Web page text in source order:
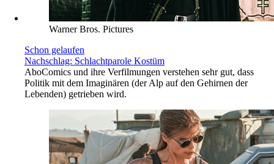
Warner Bros. Pictures
Schon gelaufen
Nachschlag: Schlachtparole Kostüm
AboComics und ihre Verfilmungen verstehen sehr gut, dass
Politik mit dem Imaginären (der Alp auf den Gehirnen der
Lebenden) getrieben wird.